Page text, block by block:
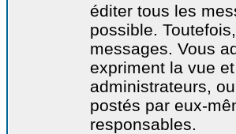
éditer tous les
possible.
messages. Vous
expriment la vue
administrateurs,
postés par eux-
responsables.